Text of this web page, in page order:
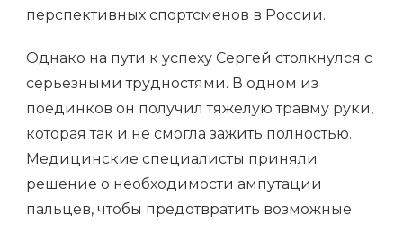
перспективных спортсменов в России.
Однако на пути к успеху Сергей столкнулся с
серьезными трудностями. В одном из
поединков он получил тяжелую травму руки,
которая так и не смогла зажить полностью.
Медицинские специалисты приняли
решение о необходимости ампутации
пальцев, чтобы предотвратить возможные